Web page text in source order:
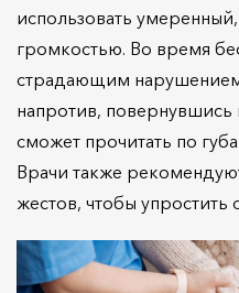
использовать
громкостью. Во время
страдающим нарушением
напротив, повернувшись
сможет прочитать по
Врачи также
жестов, чтобы упростить